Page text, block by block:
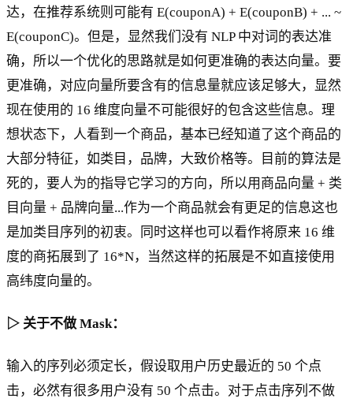
达，在推荐系统则可能有 E(couponA) + E(couponB) + ... ~
E(couponC)。但是，显然我们没有 NLP 中对词的表达准
确，所以一个优化的思路就是如何更准确的表达向量。要
更准确，对应向量所要含有的信息量就应该足够大，显然
现在使用的 16 维度向量不可能很好的包含这些信息。理
想状态下，人看到一个商品，基本已经知道了这个商品的
大部分特征，如类目，品牌，大致价格等。目前的算法是
死的，要人为的指导它学习的方向，所以用商品向量 + 类
目向量 + 品牌向量...作为一个商品就会有更足的信息这也
是加类目序列的初衷。同时这样也可以看作将原来 16 维
度的商拓展到了 16*N，当然这样的拓展是不如直接使用
高纬度向量的。
▷ 关于不做 Mask：
输入的序列必须定长，假设取用户历史最近的 50 个点
击，必然有很多用户没有 50 个点击。对于点击序列不做